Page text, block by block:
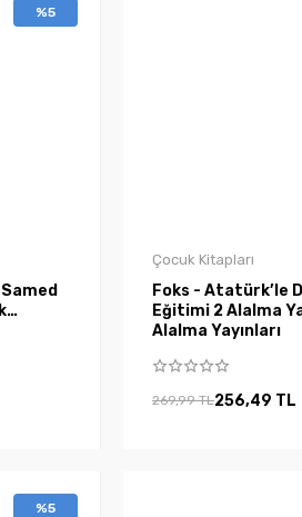
%5
Çocuk Kitapları
Foks - Atatürk’le
Eğitimi 2 Alalma
Alalma Yayınları
269,99 TL256,49 TL
%5